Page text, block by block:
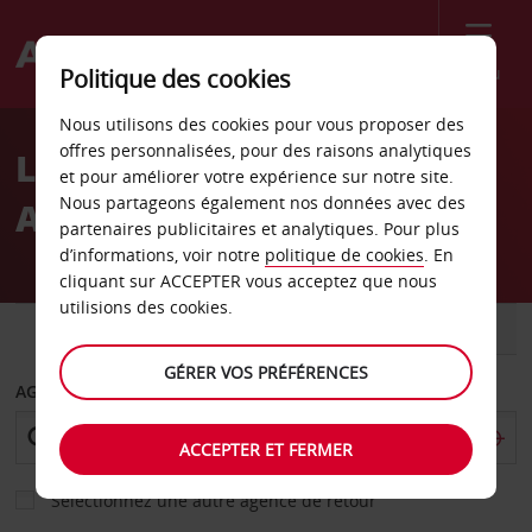
Menu
Welcome
AvisLocation de voiture
Appenzell
AGENCE DE DÉPART
Sélectionnez une autre agence de retour
Politique des cookies
Nous utilisons des cookies pour vous proposer des
offres personnalisées, pour des raisons analytiques
et pour améliorer votre expérience sur notre site.
Nous partageons également nos données avec des
partenaires publicitaires et analytiques. Pour plus
d’informations, voir notre politique de cookies. En
cliquant sur ACCEPTER vous acceptez que nous
utilisions des cookies.
GÉRER VOS PRÉFÉRENCES
ACCEPTER ET FERMER